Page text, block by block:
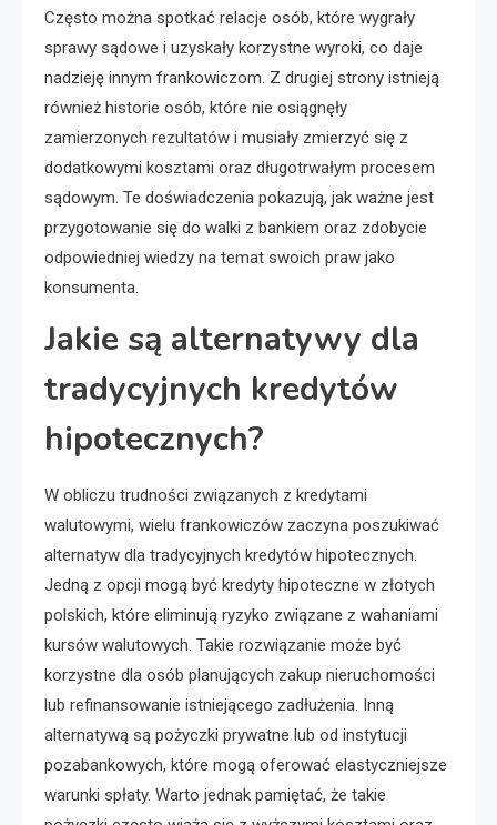
Często można spotkać relacje osób, które wygrały
sprawy sądowe i uzyskały korzystne wyroki, co daje
nadzieję innym frankowiczom. Z drugiej strony istnieją
również historie osób, które nie osiągnęły
zamierzonych rezultatów i musiały zmierzyć się z
dodatkowymi kosztami oraz długotrwałym procesem
sądowym. Te doświadczenia pokazują, jak ważne jest
przygotowanie się do walki z bankiem oraz zdobycie
odpowiedniej wiedzy na temat swoich praw jako
konsumenta.
Jakie są alternatywy dla
tradycyjnych kredytów
hipotecznych?
W obliczu trudności związanych z kredytami
walutowymi, wielu frankowiczów zaczyna poszukiwać
alternatyw dla tradycyjnych kredytów hipotecznych.
Jedną z opcji mogą być kredyty hipoteczne w złotych
polskich, które eliminują ryzyko związane z wahaniami
kursów walutowych. Takie rozwiązanie może być
korzystne dla osób planujących zakup nieruchomości
lub refinansowanie istniejącego zadłużenia. Inną
alternatywą są pożyczki prywatne lub od instytucji
pozabankowych, które mogą oferować elastyczniejsze
warunki spłaty. Warto jednak pamiętać, że takie